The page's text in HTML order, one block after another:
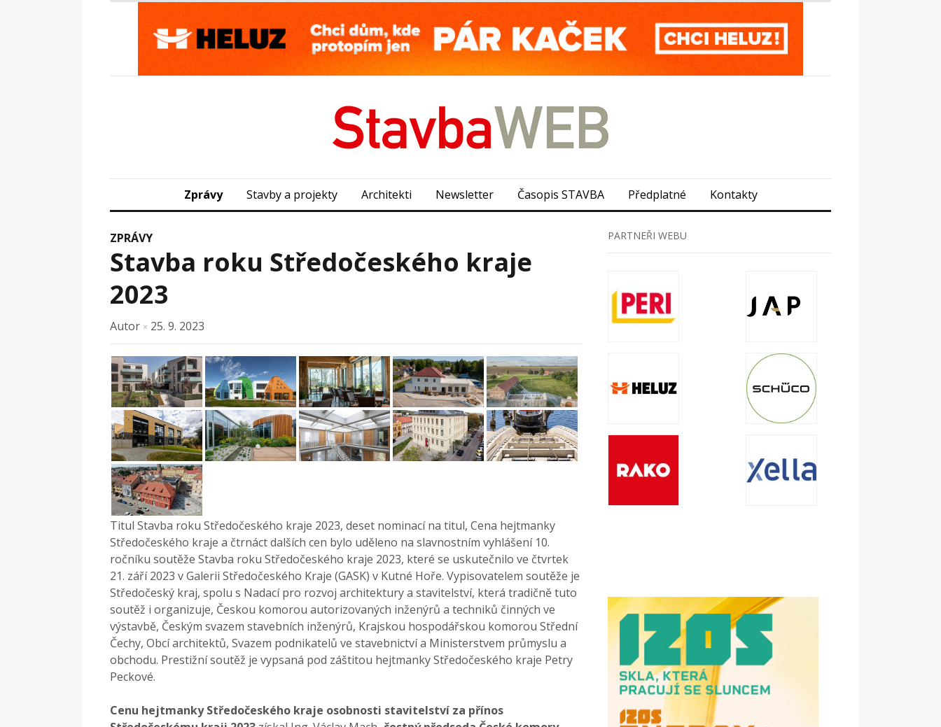
Zprávy Stavby a projekty Architekti Newsletter Časopis STAVBA Předplatné Kontakty
ZPRÁVY
Stavba roku Středočeského kraje
2023
Autor × 25. 9. 2023
Titul Stavba roku Středočeského kraje 2023, deset nominací na titul, Cena hejtmanky
Středočeského kraje a čtrnáct dalších cen bylo uděleno na slavnostním vyhlášení 10.
ročníku soutěže Stavba roku Středočeského kraje 2023, které se uskutečnilo ve čtvrtek
21. září 2023 v Galerii Středočeského Kraje (GASK) v Kutné Hoře. Vypisovatelem soutěže je
Středočeský kraj, spolu s Nadací pro rozvoj architektury a stavitelství, která tradičně tuto
soutěž i organizuje, Českou komorou autorizovaných inženýrů a techniků činných ve
výstavbě, Českým svazem stavebních inženýrů, Krajskou hospodářskou komorou Střední
Čechy, Obcí architektů, Svazem podnikatelů ve stavebnictví a Ministerstvem průmyslu a
obchodu. Prestižní soutěž je vypsaná pod záštitou hejtmanky Středočeského kraje Petry
Peckové.
Cenu hejtmanky Středočeského kraje osobnosti stavitelství za přínos
PARTNEŘI WEBU